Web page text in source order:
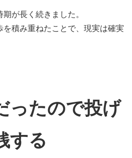
が長く続きました。
を積み重ねたことで、現実は確実
ったので投げ
する